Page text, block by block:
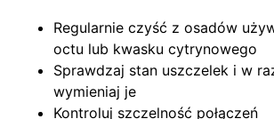
Regularnie czyść z osadów
octu lub kwasku cytrynowego
Sprawdzaj stan uszczelek i w
wymieniaj je
Kontroluj szczelność połączeń